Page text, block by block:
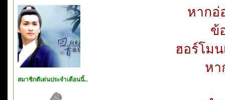
สมาชิกดีเด่นประจำเดือนนี้..
หากอ่
ข้
ฮอร์โม
หา